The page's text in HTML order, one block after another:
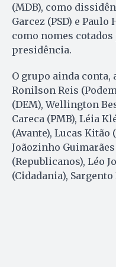
(MDB), como
Garcez (PSD) e
como nomes
presidência.
O grupo ainda conta,
Ronilson Reis
(DEM), Wellington
Careca (PMB), Léia
(Avante), Lucas Kitão
Joãozinho Guimarães
(Republicanos), Léo
(Cidadania),